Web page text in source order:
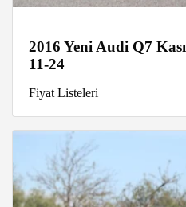
2016 Yeni Audi Q7
11-24
Fiyat Listeleri